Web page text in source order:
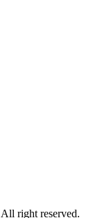
right reserved.